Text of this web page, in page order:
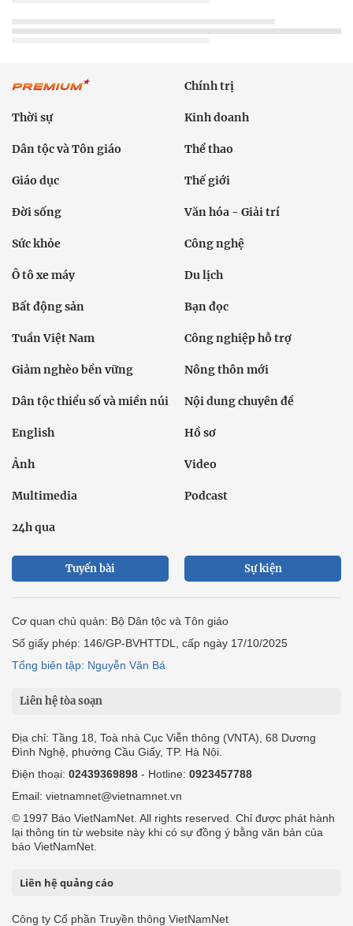
Chính trị
Thời sự Kinh doanh
Dân tộc và Tôn giáo Thể thao
Giáo dục Thế giới
Đời sống Văn hóa - Giải trí
Sức khỏe Công nghệ
Ô tô xe máy Du lịch
Bất động sản Bạn đọc
Tuần Việt Nam Công nghiệp hỗ trợ
Giảm nghèo bền vững Nông thôn mới
Dân tộc thiểu số và miền núi Nội dung chuyên đề
English Hồ sơ
Ảnh Video
Multimedia Podcast
24h qua
Tuyến bài Sự kiện
Cơ quan chủ quản: Bộ Dân tộc và Tôn giáo
Số giấy phép: 146/GP-BVHTTDL, cấp ngày 17/10/2025
Tổng biên tập: Nguyễn Văn Bá
Liên hệ tòa soạn
Địa chỉ: Tầng 18, Toà nhà Cục Viễn thông (VNTA), 68 Dương
Đình Nghệ, phường Cầu Giấy, TP. Hà Nội.
Điện thoại: 02439369898 - Hotline: 0923457788
Email: vietnamnet@vietnamnet.vn
© 1997 Báo VietNamNet. All rights reserved. Chỉ được phát hành
lại thông tin từ website này khi có sự đồng ý bằng văn bản của
báo VietNamNet.
Liên hệ quảng cáo
Công ty Cổ phần Truyền thông VietNamNet